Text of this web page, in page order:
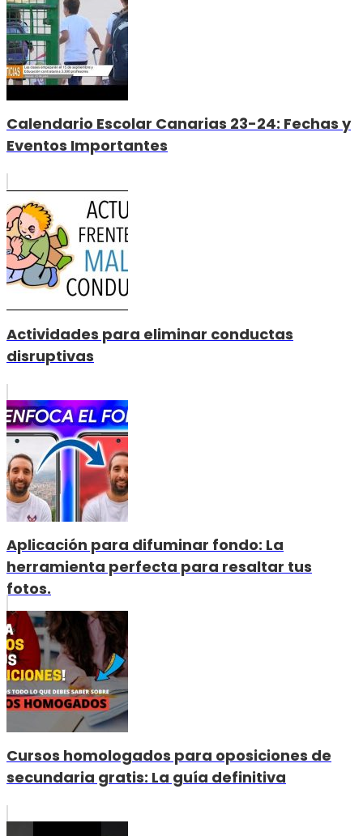
Calendario Escolar Canarias 23-24: Fechas y
Eventos Importantes
Actividades para eliminar conductas
disruptivas
Aplicación para difuminar fondo: La
herramienta perfecta para resaltar tus
fotos.
Cursos homologados para oposiciones de
secundaria gratis: La guía definitiva